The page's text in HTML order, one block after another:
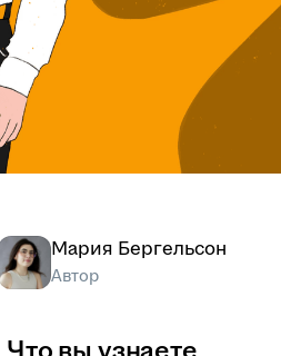
Мария Бергельсон
Автор